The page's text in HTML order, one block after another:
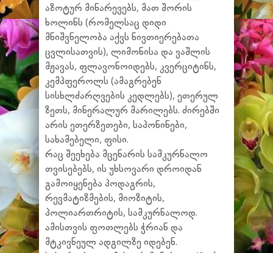
აზოტურ მინარევებს, მათ შორის
ხოლინს (რომელსაც დიდი
მნიშვნელობა აქვს ნივთიერებათა
ცვლისათვის), ლიმონისა და ვაშლის
მჟავას, ფლავონოიდებს, კვერციტინს,
კემპფეროლს (ამაგრებენ
სისხლძარღვების კედლებს), ეთერულ
ზეთს, მინერალურ მარილებს. ძირებში
არის ეთერზეთები, საპონინები,
სახამებელი, ფისი.
რაც შეეხება მცენარის სამკურნალო
თვისებებს, ის უხსოვარი დროიდან
გამოიყენება პოდაგრის,
რევმატიზმების, მიოზიტის,
პოლიართრიტის, სამკურნალოდ.
ამისთვის ფოთლებს ჭრიან და
მტკივნეულ ადგილზე იდებენ.